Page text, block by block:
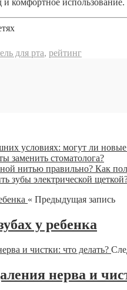
комфортное использование.
для рта, рейтинг
заменить стоматолога?
Как
« Предыдущая запись
у ребенка
нерва и